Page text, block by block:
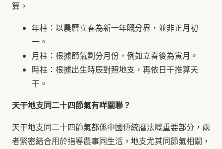
算。
年柱：以農曆立春為新一年嘅分界，並非正月初
一。
月柱：根據節氣劃分月份，例如立春後為寅月。
時柱：根據出生時辰對照地支，再依日干推算天
干。
天干地支同二十四節氣有咩關聯？
天干地支同二十四節氣都係中國傳統曆法嘅重要部分，兩
者緊密結合用於指導農事同生活。地支尤其同節氣相關，